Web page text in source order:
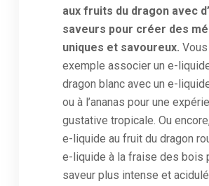
aux fruits du dragon avec
saveurs pour créer des
uniques et savoureux.
exemple associer un e-
dragon blanc avec un e-
ou à l’ananas pour une
gustative tropicale. Ou
e-liquide au fruit du dragon
e-liquide à la fraise des bois
saveur plus intense et